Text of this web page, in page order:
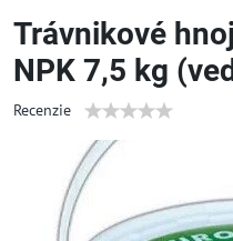
Trávnikové
NPK 7,5 kg
Recenzie